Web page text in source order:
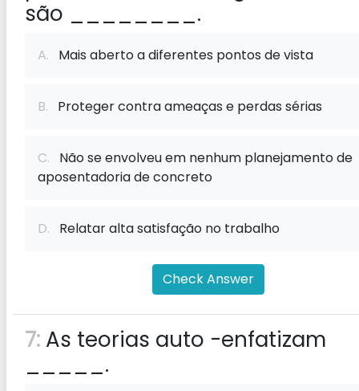
são ________.
A. Mais aberto a diferentes pontos de vista
B. Proteger contra ameaças e perdas sérias
C. Não se envolveu em nenhum planejamento de
aposentadoria de concreto
D. Relatar alta satisfação no trabalho
Check Answer
7: As teorias auto -enfatizam
_____.